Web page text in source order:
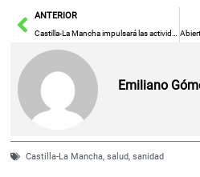
AntANTERIOR
Castilla-La Mancha impulsará las actividades de ámbito científico con la creación del Instituto de Investigación Sanitaria
Emiliano
Castilla-La Mancha,salud,sanidad